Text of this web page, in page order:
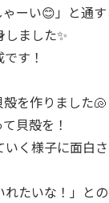
ゃーい😊」と通
ました✨
す！
を作りました🐚
貝殻を！
く様子に面白
たいな！」と